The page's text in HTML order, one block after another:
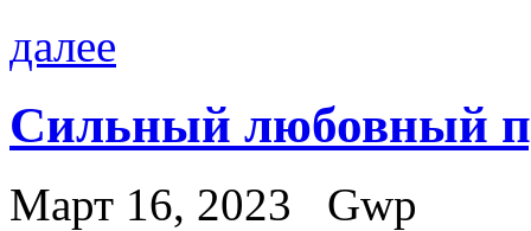
далее
Сильный любовный
Март 16, 2023
Gwp